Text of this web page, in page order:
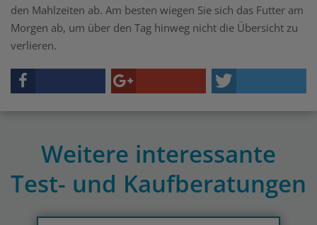
den Mahlzeiten ab. Am besten wiegen Sie sich das Futter am
Morgen ab, um über den Tag hinweg nicht die Übersicht zu
verlieren.
Weitere interessante
Test- und Kaufberatungen
Previous